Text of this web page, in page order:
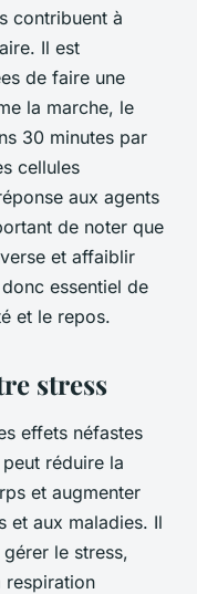
contribuent à
Il est
de faire une
la marche, le
30 minutes par
cellules
aux agents
de noter que
et affaiblir
essentiel de
et le repos.
stress
effets néfastes
réduire la
et augmenter
et aux maladies. Il
le stress,
respiration